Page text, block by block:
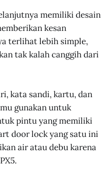
memiliki desain
kesan
terlihat lebih simple,
tak kalah canggih dari
kata sandi, kartu, dan
gunakan untuk
pintu yang memiliki
door lock yang satu ini
air atau debu karena